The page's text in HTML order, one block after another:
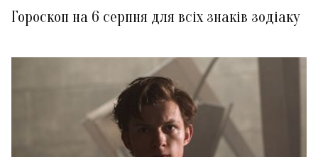
Гороскоп на 6 серпня для всіх знаків зодіаку